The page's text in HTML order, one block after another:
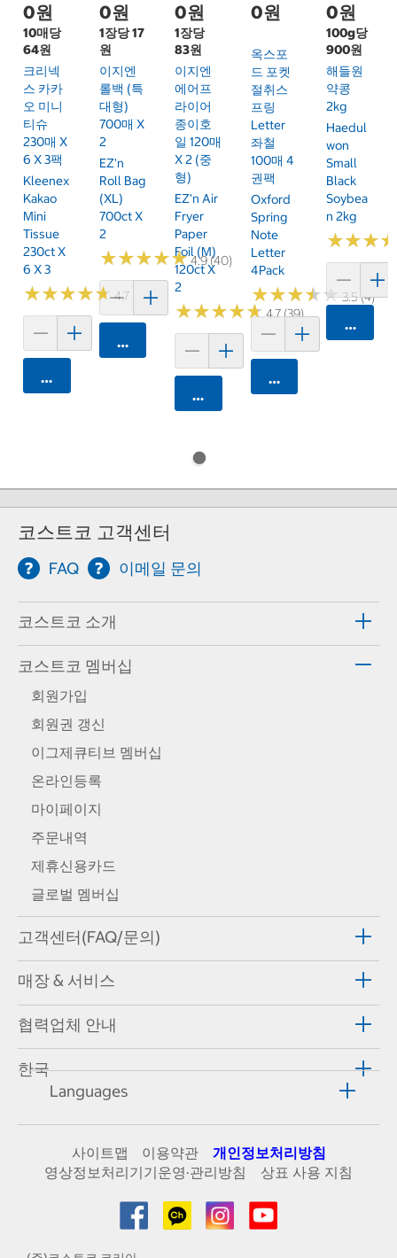
0원
10매당
64원
크리넥
스 카카
오 미니
티슈
230매 X
6 X 3팩
Kleenex
Kakao
Mini
Tissue
230ct X
6 X 3
★★★★★
★★★★★4.7 (106)
카트에 담기
0원
1장당 17
원
이지엔
롤백 (특
대형)
700매 X
2
EZ'n
Roll Bag
(XL)
700ct X
2
★★★★★
★★★★★4.9 (40)
카트에 담기
0원
1장당
83원
이지엔
에어프
라이어
종이호
일 120매
X 2 (중
형)
EZ'n Air
Fryer
Paper
Foil (M)
120ct X
2
★★★★★
★★★★★4.7 (39)
카트에 담기
0원
옥스포
드 포켓
절취스
프링
Letter
좌철
100매 4
권팩
Oxford
Spring
Note
Letter
4Pack
★★★★★
★★★★★3.5 (4)
카트에 담기
0원
100g당
900원
해들원
약콩
2kg
Haedul
Won
Small
Black
Soybea
N 2kg
★★★
★★★
카트에
코스트코 고객센터
FAQ 이메일 문의
코스트코 소개
코스트코 멤버십
회원가입
회원권 갱신
이그제큐티브 멤버십
온라인등록
마이페이지
주문내역
제휴신용카드
글로벌 멤버십
고객센터(FAQ/문의)
매장 & 서비스
협력업체 안내
한국
Languages
사이트맵 이용약관
개인정보처리방침
영상정보처리기기운영·관리방침
상표 사용 지침